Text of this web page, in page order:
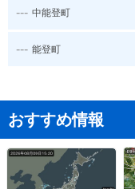
--- 中能登町
--- 能登町
おすすめ情報